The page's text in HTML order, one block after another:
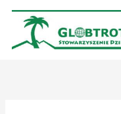
Przejdź
treści